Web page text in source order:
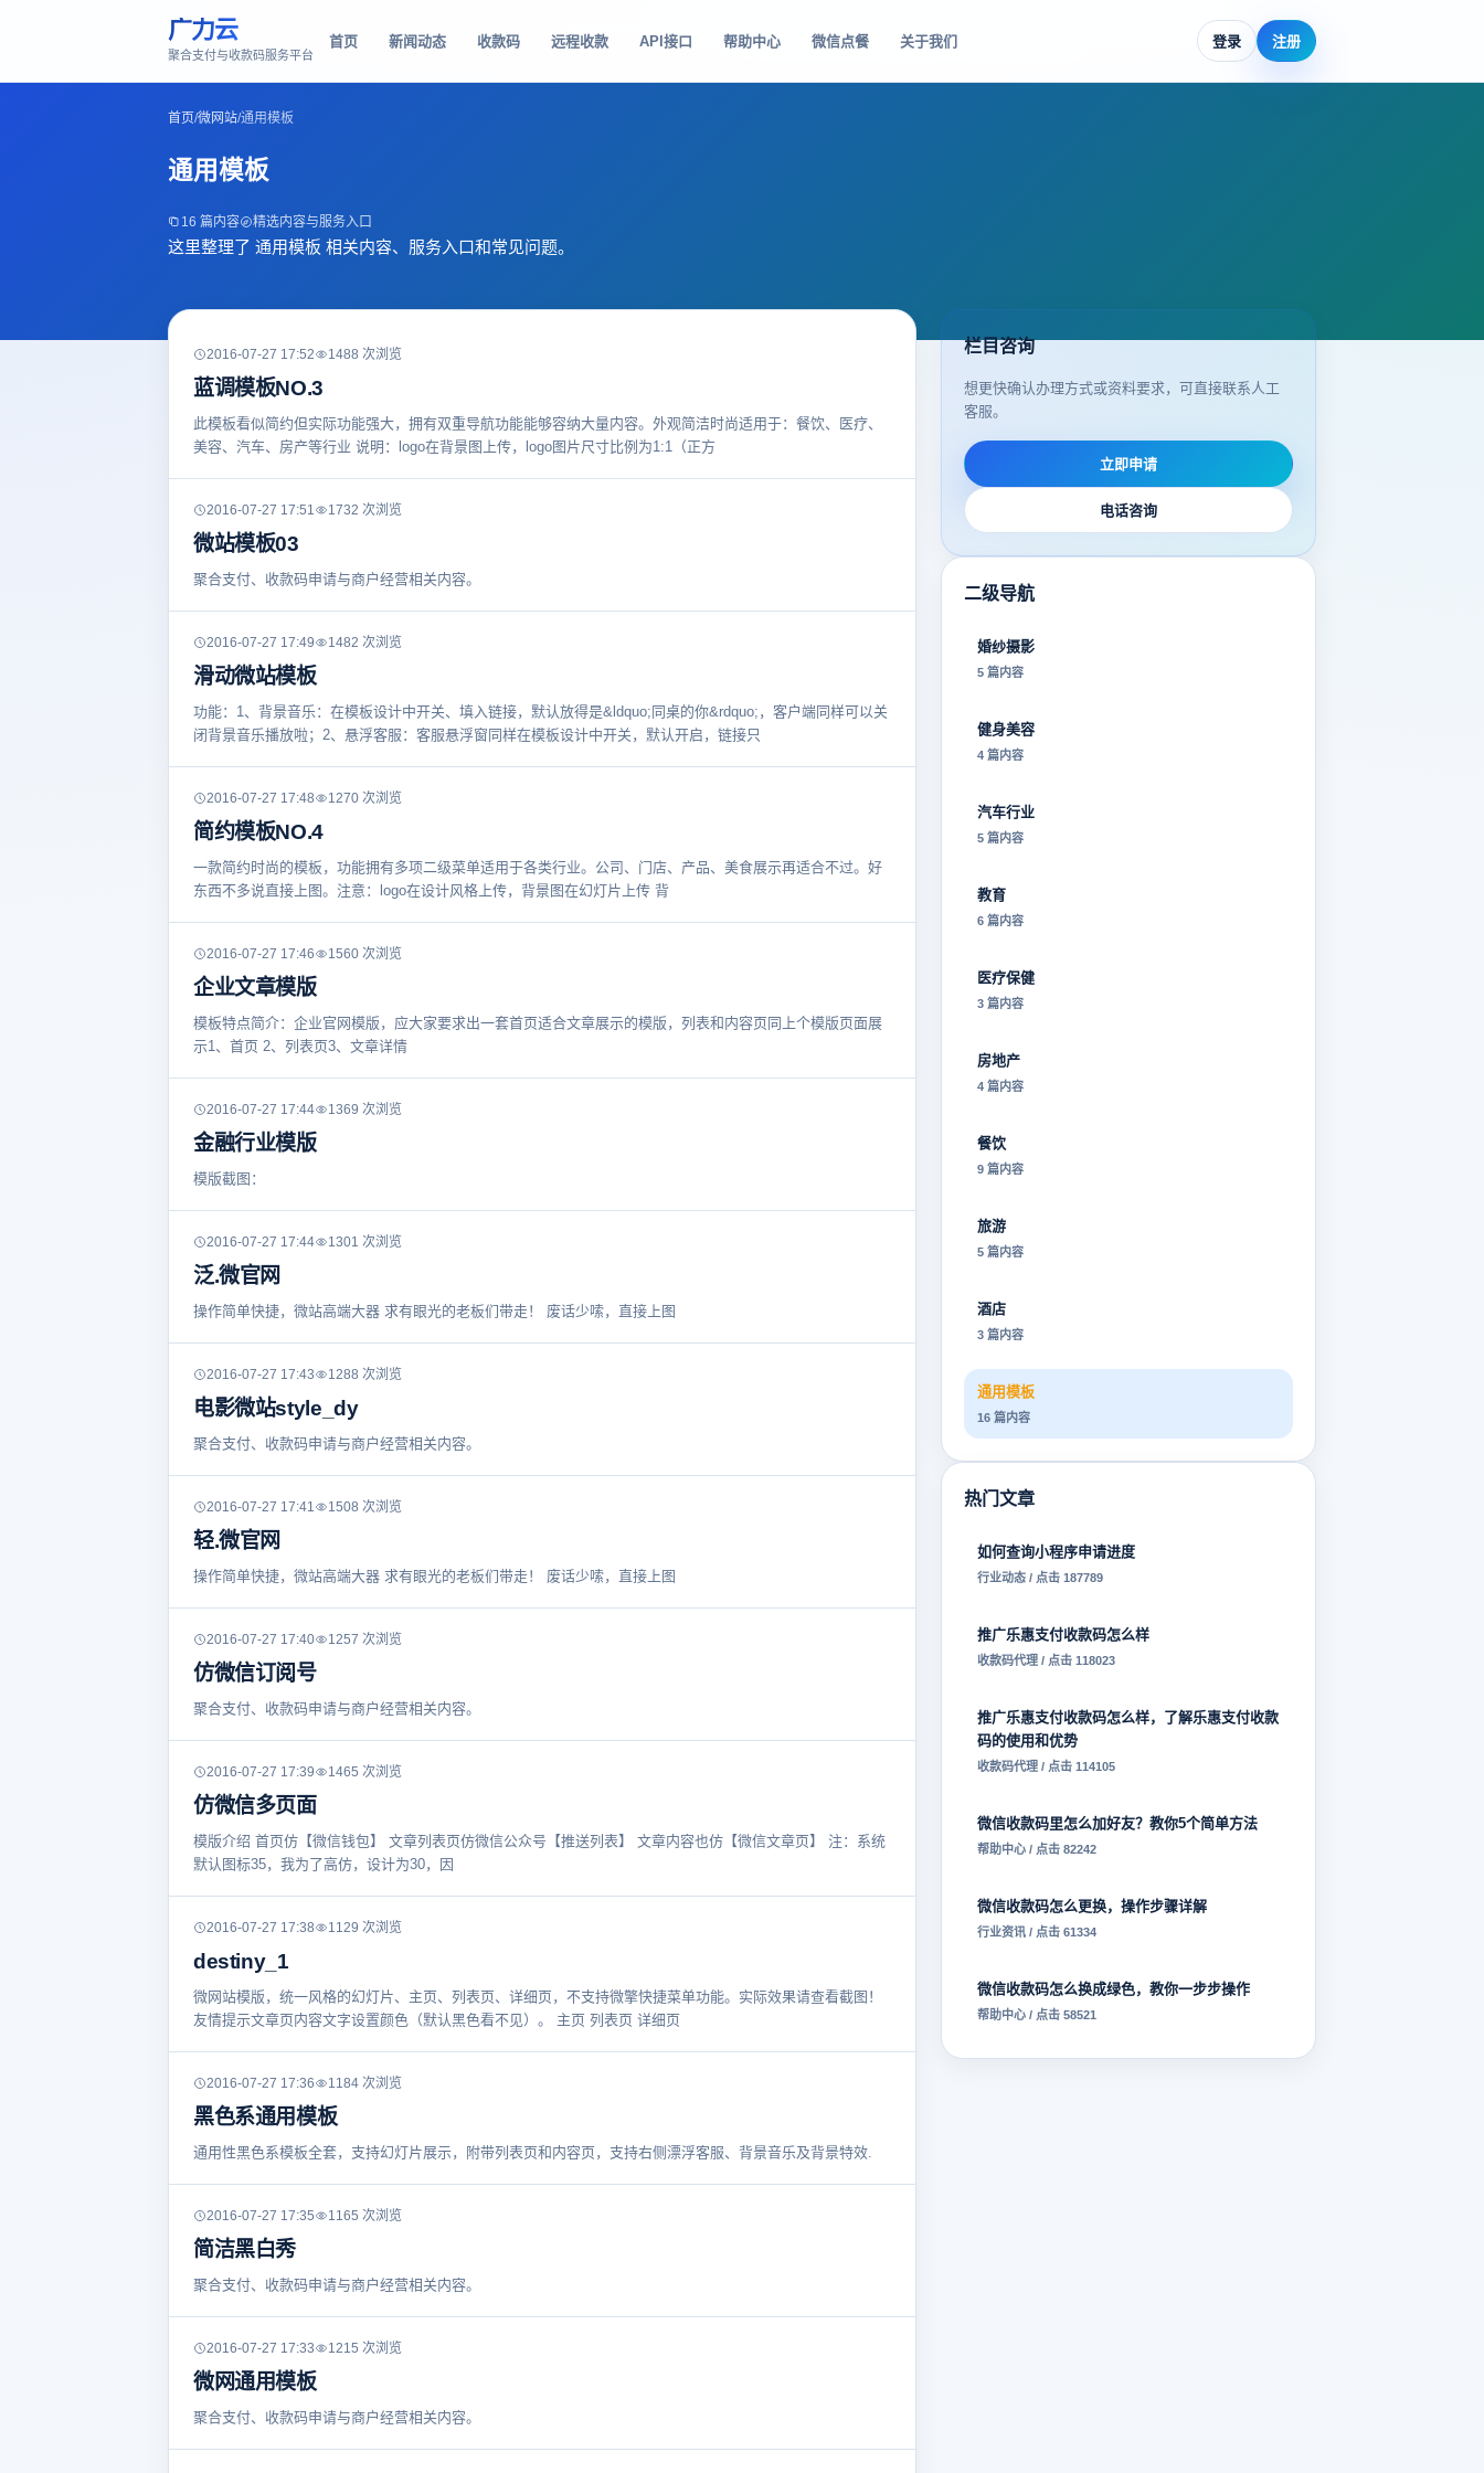
广力云
聚合支付与收款码服务平台
首页 新闻动态 收款码 远程收款 API接口 帮助中心 微信点餐 关于我们 登录 注册
首页/微网站/通用模板
通用模板
16 篇内容 精选内容与服务入口
这里整理了 通用模板 相关内容、服务入口和常见问题。
2016-07-27 17:52 1488 次浏览
蓝调模板NO.3
此模板看似简约但实际功能强大，拥有双重导航功能能够容纳大量内容。外观简洁时尚适用于：餐饮、医疗、
美容、汽车、房产等行业 说明：logo在背景图上传，logo图片尺寸比例为1:1（正方
2016-07-27 17:51 1732 次浏览
微站模板03
聚合支付、收款码申请与商户经营相关内容。
2016-07-27 17:49 1482 次浏览
滑动微站模板
功能：1、背景音乐：在模板设计中开关、填入链接，默认放得是&ldquo;同桌的你&rdquo;，客户端同样可以关
闭背景音乐播放啦；2、悬浮客服：客服悬浮窗同样在模板设计中开关，默认开启，链接只
2016-07-27 17:48 1270 次浏览
简约模板NO.4
一款简约时尚的模板，功能拥有多项二级菜单适用于各类行业。公司、门店、产品、美食展示再适合不过。好
东西不多说直接上图。注意：logo在设计风格上传，背景图在幻灯片上传 背
2016-07-27 17:46 1560 次浏览
企业文章模版
模板特点简介：企业官网模版，应大家要求出一套首页适合文章展示的模版，列表和内容页同上个模版页面展
示1、首页 2、列表页3、文章详情
2016-07-27 17:44 1369 次浏览
金融行业模版
模版截图：
2016-07-27 17:44 1301 次浏览
泛.微官网
操作简单快捷，微站高端大器 求有眼光的老板们带走！ 废话少嗦，直接上图
2016-07-27 17:43 1288 次浏览
电影微站style_dy
聚合支付、收款码申请与商户经营相关内容。
2016-07-27 17:41 1508 次浏览
轻.微官网
操作简单快捷，微站高端大器 求有眼光的老板们带走！ 废话少嗦，直接上图
2016-07-27 17:40 1257 次浏览
仿微信订阅号
聚合支付、收款码申请与商户经营相关内容。
2016-07-27 17:39 1465 次浏览
仿微信多页面
模版介绍 首页仿【微信钱包】 文章列表页仿微信公众号【推送列表】 文章内容也仿【微信文章页】 注：系统
默认图标35，我为了高仿，设计为30，因
2016-07-27 17:38 1129 次浏览
destiny_1
微网站模版，统一风格的幻灯片、主页、列表页、详细页，不支持微擎快捷菜单功能。实际效果请查看截图！
友情提示文章页内容文字设置颜色（默认黑色看不见）。 主页 列表页 详细页
2016-07-27 17:36 1184 次浏览
黑色系通用模板
通用性黑色系模板全套，支持幻灯片展示，附带列表页和内容页，支持右侧漂浮客服、背景音乐及背景特效.
2016-07-27 17:35 1165 次浏览
简洁黑白秀
聚合支付、收款码申请与商户经营相关内容。
2016-07-27 17:33 1215 次浏览
微网通用模板
聚合支付、收款码申请与商户经营相关内容。
栏目咨询
想更快确认办理方式或资料要求，可直接联系人工
客服。
立即申请
电话咨询
二级导航
婚纱摄影
5 篇内容
健身美容
4 篇内容
汽车行业
5 篇内容
教育
6 篇内容
医疗保健
3 篇内容
房地产
4 篇内容
餐饮
9 篇内容
旅游
5 篇内容
酒店
3 篇内容
通用模板
16 篇内容
热门文章
如何查询小程序申请进度
行业动态 / 点击 187789
推广乐惠支付收款码怎么样
收款码代理 / 点击 118023
推广乐惠支付收款码怎么样，了解乐惠支付收款
码的使用和优势
收款码代理 / 点击 114105
微信收款码里怎么加好友？教你5个简单方法
帮助中心 / 点击 82242
微信收款码怎么更换，操作步骤详解
行业资讯 / 点击 61334
微信收款码怎么换成绿色，教你一步步操作
帮助中心 / 点击 58521